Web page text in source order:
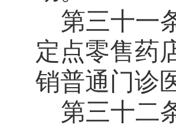
第三十一
定点零售药
销普通门诊
第三十二